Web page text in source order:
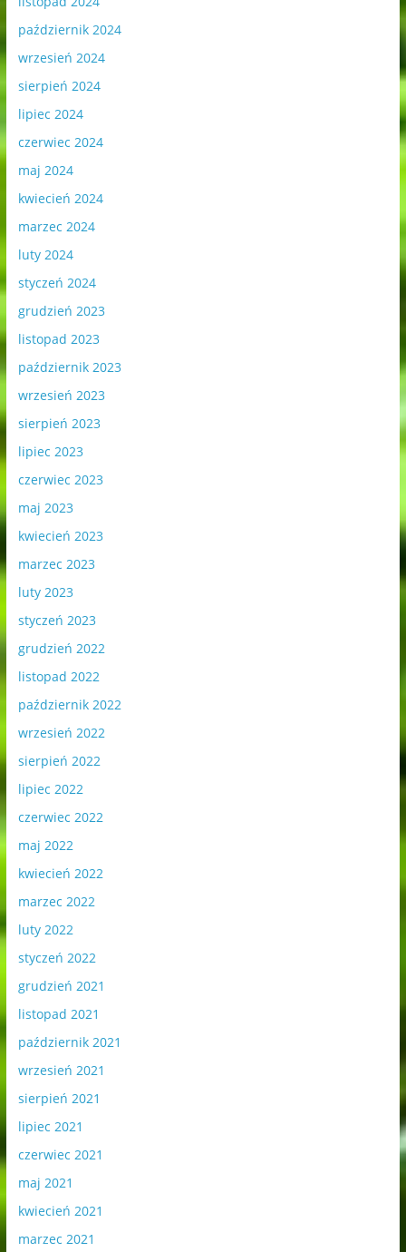
październik 2024
wrzesień 2024
sierpień 2024
lipiec 2024
czerwiec 2024
maj 2024
kwiecień 2024
marzec 2024
luty 2024
styczeń 2024
grudzień 2023
listopad 2023
październik 2023
wrzesień 2023
sierpień 2023
lipiec 2023
czerwiec 2023
maj 2023
kwiecień 2023
marzec 2023
luty 2023
styczeń 2023
grudzień 2022
listopad 2022
październik 2022
wrzesień 2022
sierpień 2022
lipiec 2022
czerwiec 2022
maj 2022
kwiecień 2022
marzec 2022
luty 2022
styczeń 2022
grudzień 2021
listopad 2021
październik 2021
wrzesień 2021
sierpień 2021
lipiec 2021
czerwiec 2021
maj 2021
kwiecień 2021
marzec 2021